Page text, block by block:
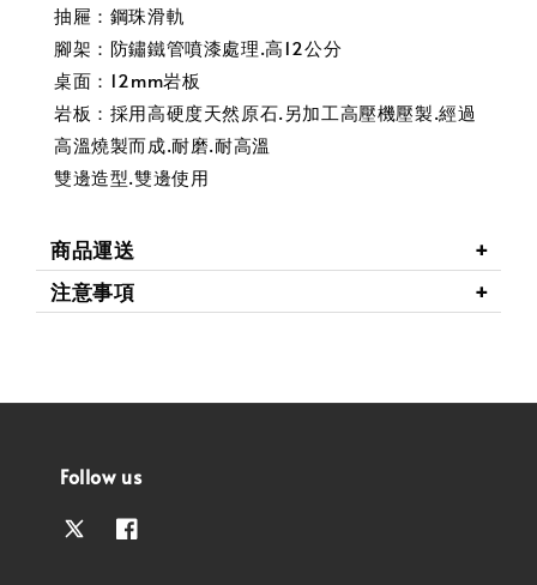
抽屜：鋼珠滑軌
腳架：防鏽鐵管噴漆處理.高12公分
桌面：12mm岩板
岩板：採用高硬度天然原石.另加工高壓機壓製.經過
高溫燒製而成.耐磨.耐高溫
雙邊造型.雙邊使用
商品運送
注意事項
Follow us